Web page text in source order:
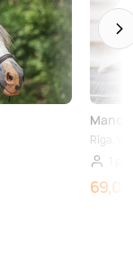
Rīga,
69,00 €